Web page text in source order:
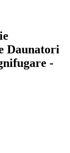
Daunatori
-